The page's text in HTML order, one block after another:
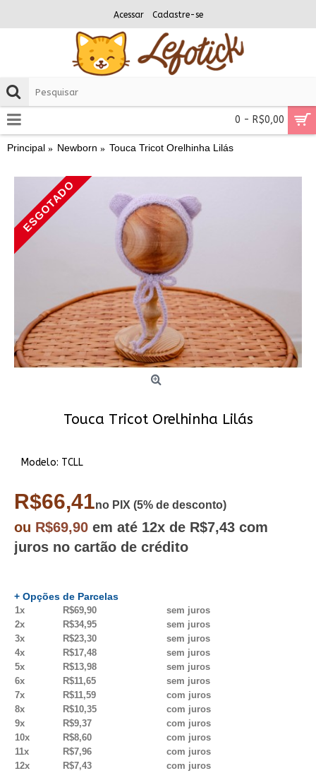
Acessar Cadastre-se
0 - R$0,00
Principal Newborn Touca Tricot Orelhinha Lilás
ESGOTADO
Touca Tricot Orelhinha Lilás
Modelo: TCLL
R$66,41no PIX (5% de desconto)
ou R$69,90 em até 12x de R$7,43 com
juros no cartão de crédito
+ Opções de Parcelas
1x R$69,90
sem juros
2x
R$34,95
sem juros
3x
R$23,30
sem juros
4x
R$17,48
sem juros
5x
R$13,98
sem juros
6x
R$11,65
sem juros
7x
R$11,59
com juros
8x
R$10,35
com juros
9x
R$9,37
com juros
10x
R$8,60
com juros
11x
R$7,96
com juros
12x
R$7,43 com juros